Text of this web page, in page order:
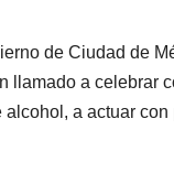
de Ciudad de
llamado a
a actuar